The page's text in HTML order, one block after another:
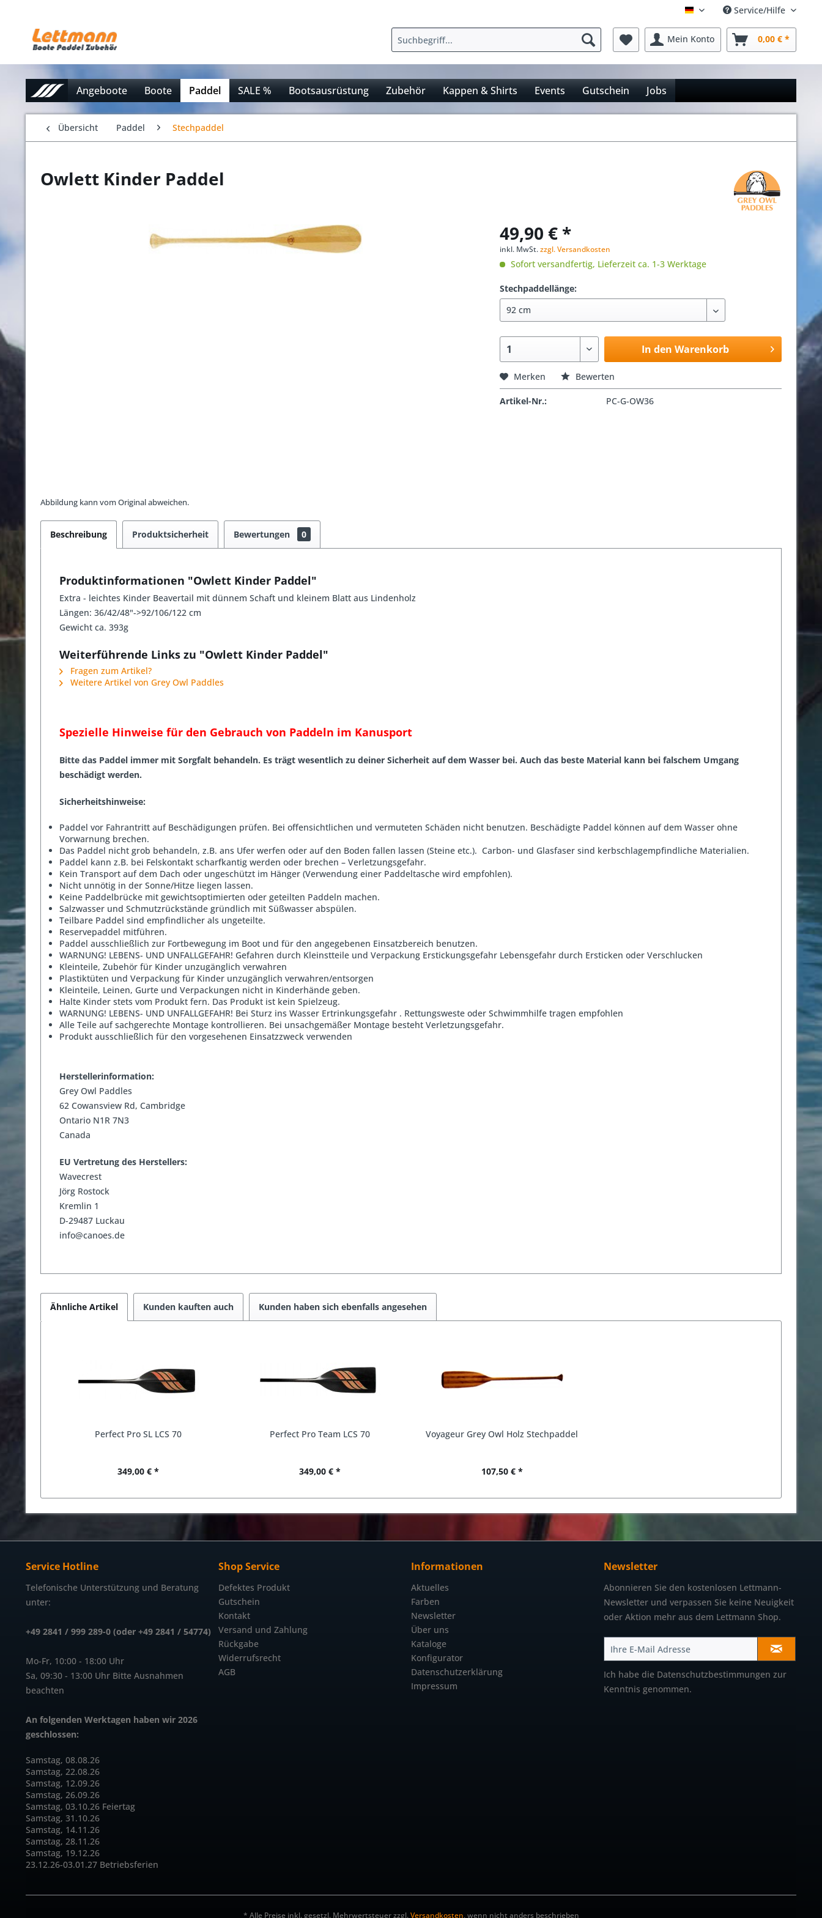
Deutsch Service/Hilfe
Mein Konto 0,00 € *
Angeboote Boote Paddel SALE % Bootsausrüstung Zubehör Kappen & Shirts Events Gutschein Jobs
Übersicht Paddel Stechpaddel
Owlett Kinder Paddel
Abbildung kann vom Original abweichen.
49,90 € *
inkl. MwSt.zzgl. Versandkosten
Sofort versandfertig, Lieferzeit ca. 1-3 Werktage
Stechpaddellänge:
In den Warenkorb
Merken Bewerten
Artikel-Nr.: PC-G-OW36
Beschreibung Produktsicherheit Bewertungen 0
Produktinformationen "Owlett Kinder Paddel"
Extra - leichtes Kinder Beavertail mit dünnem Schaft und kleinem Blatt aus Lindenholz
Längen: 36/42/48"->92/106/122 cm
Gewicht ca. 393g
Weiterführende Links zu "Owlett Kinder Paddel"
Fragen zum Artikel?
Weitere Artikel von Grey Owl Paddles
Spezielle Hinweise für den Gebrauch von Paddeln im Kanusport
Bitte das Paddel immer mit Sorgfalt behandeln. Es trägt wesentlich zu deiner Sicherheit auf dem Wasser bei. Auch das beste Material kann bei falschem Umgang
beschädigt werden.
Sicherheitshinweise:
Paddel vor Fahrantritt auf Beschädigungen prüfen. Bei offensichtlichen und vermuteten Schäden nicht benutzen. Beschädigte Paddel können auf dem Wasser ohne
Vorwarnung brechen.
Das Paddel nicht grob behandeln, z.B. ans Ufer werfen oder auf den Boden fallen lassen (Steine etc.). Carbon- und Glasfaser sind kerbschlagempfindliche Materialien.
Paddel kann z.B. bei Felskontakt scharfkantig werden oder brechen – Verletzungsgefahr.
Kein Transport auf dem Dach oder ungeschützt im Hänger (Verwendung einer Paddeltasche wird empfohlen).
Nicht unnötig in der Sonne/Hitze liegen lassen.
Keine Paddelbrücke mit gewichtsoptimierten oder geteilten Paddeln machen.
Salzwasser und Schmutzrückstände gründlich mit Süßwasser abspülen.
Teilbare Paddel sind empfindlicher als ungeteilte.
Reservepaddel mitführen.
Paddel ausschließlich zur Fortbewegung im Boot und für den angegebenen Einsatzbereich benutzen.
WARNUNG! LEBENS- UND UNFALLGEFAHR! Gefahren durch Kleinstteile und Verpackung Erstickungsgefahr Lebensgefahr durch Ersticken oder Verschlucken
Kleinteile, Zubehör für Kinder unzugänglich verwahren
Plastiktüten und Verpackung für Kinder unzugänglich verwahren/entsorgen
Kleinteile, Leinen, Gurte und Verpackungen nicht in Kinderhände geben.
Halte Kinder stets vom Produkt fern. Das Produkt ist kein Spielzeug.
WARNUNG! LEBENS- UND UNFALLGEFAHR! Bei Sturz ins Wasser Ertrinkungsgefahr . Rettungsweste oder Schwimmhilfe tragen empfohlen
Alle Teile auf sachgerechte Montage kontrollieren. Bei unsachgemäßer Montage besteht Verletzungsgefahr.
Produkt ausschließlich für den vorgesehenen Einsatzzweck verwenden
Herstellerinformation:
Grey Owl Paddles
62 Cowansview Rd, Cambridge
Ontario N1R 7N3
Canada
EU Vertretung des Herstellers:
Wavecrest
Jörg Rostock
Kremlin 1
D-29487 Luckau
info@canoes.de
Ähnliche Artikel Kunden kauften auch Kunden haben sich ebenfalls angesehen
Perfect Pro SL LCS 70
349,00 € *
Perfect Pro Team LCS 70
349,00 € *
Voyageur Grey Owl Holz Stechpaddel
107,50 € *
Service Hotline
Telefonische Unterstützung und Beratung
unter:
+49 2841 / 999 289-0 (oder +49 2841 / 54774)
Mo-Fr, 10:00 - 18:00 Uhr
Sa, 09:30 - 13:00 Uhr Bitte Ausnahmen
beachten
An folgenden Werktagen haben wir 2026
geschlossen:
Samstag, 08.08.26
Samstag, 22.08.26
Samstag, 12.09.26
Samstag, 26.09.26
Samstag, 03.10.26 Feiertag
Samstag, 31.10.26
Samstag, 14.11.26
Samstag, 28.11.26
Samstag, 19.12.26
23.12.26-03.01.27 Betriebsferien
Shop Service
Defektes Produkt
Gutschein
Kontakt
Versand und Zahlung
Rückgabe
Widerrufsrecht
AGB
Informationen
Aktuelles
Farben
Newsletter
Über uns
Kataloge
Konfigurator
Datenschutzerklärung
Impressum
Newsletter
Abonnieren Sie den kostenlosen Lettmann-
Newsletter und verpassen Sie keine Neuigkeit
oder Aktion mehr aus dem Lettmann Shop.
Ich habe die Datenschutzbestimmungen zur
Kenntnis genommen.
* Alle Preise inkl. gesetzl. Mehrwertsteuer zzgl.Versandkosten, wenn nicht anders beschrieben